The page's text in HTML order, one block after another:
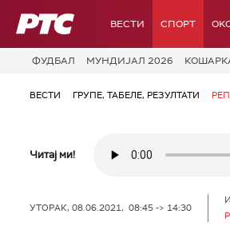
РТС ВЕСТИ СПОРТ
ФУДБАЛ МУНДИЈАЛ 2026
ВЕСТИ ГРУПЕ, ТАБЕЛЕ, РЕЗУЛТАТИ
Читај ми!
УТОРАК, 08.06.2021, 08:45 -> 14:30